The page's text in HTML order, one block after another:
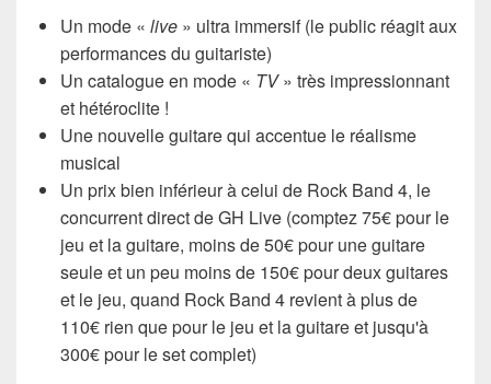
Un mode « live » ultra immersif (le public réagit aux
performances du guitariste)
Un catalogue en mode « TV» très impressionnant
et hétéroclite !
Une nouvelle guitare qui accentue le réalisme
musical
Un prix bien inférieur à celui de Rock Band 4, le
concurrent direct de GH Live (comptez 75€ pour le
jeu et la guitare, moins de 50€ pour une guitare
seule et un peu moins de 150€ pour deux guitares
et le jeu, quand Rock Band 4 revient à plus de
110€ rien que pour le jeu et la guitare et jusqu'à
300€ pour le set complet)